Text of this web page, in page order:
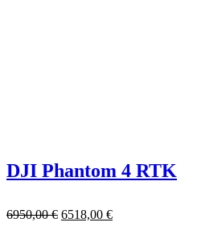
DJI Phantom 4 RTK
6950,00€ 6518,00 €